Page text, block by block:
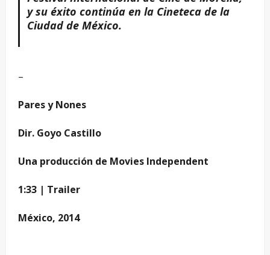
y su éxito continúa en la Cineteca de la
Ciudad de México.
–
Pares y Nones
Dir. Goyo Castillo
Una producción de Movies Independent
1:33 | Trailer
México, 2014